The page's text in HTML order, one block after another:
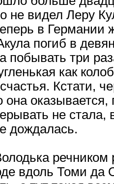
видел Леру
в Германии
погиб в
побывать три
как
Кстати,
она
не
дождалась.
речником
вдоль Томи да